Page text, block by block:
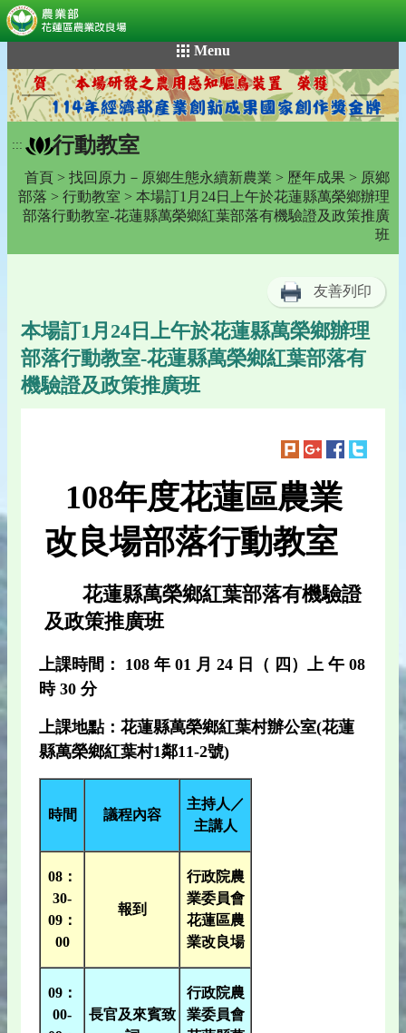
到
主
要
內
容
Menu
::: 行動教室
首頁 > 找回原力－原鄉生態永續新農業 > 歷年成果 > 原鄉
部落 > 行動教室 > 本場訂1月24日上午於花蓮縣萬榮鄉辦理
部落行動教室-花蓮縣萬榮鄉紅葉部落有機驗證及政策推廣
班
友善列印
本場訂1月24日上午於花蓮縣萬榮鄉辦理
部落行動教室-花蓮縣萬榮鄉紅葉部落有
機驗證及政策推廣班
108年度花蓮區農業
改良場部落行動教室
花蓮縣萬榮鄉紅葉部落有機驗證
及政策推廣班
上課時間： 108 年 01 月 24 日（ 四）上 午 08
時 30 分
上課地點：花蓮縣萬榮鄉紅葉村辦公室(花蓮
縣萬榮鄉紅葉村1鄰11-2號)
時間 議程內容
主持人／
主講人
08：
30-
09：
00
報到
行政院農
業委員會
花蓮區農
業改良場
09：
00-
長官及來賓致
行政院農
業委員會